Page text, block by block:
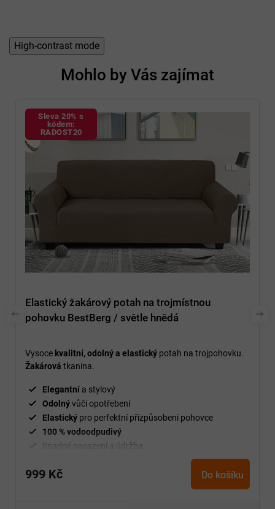
High-contrast mode
Mohlo by Vás zajímat
Sleva 20% s
kódem:
RADOST20
Elastický žakárový potah na trojmístnou
pohovku BestBerg / světle hnědá
Vysoce kvalitní, odolný a elastický potah na trojpohovku.
Žakárová tkanina.
Elegantní a stylový
Odolnývůči opotřebení
Elastický pro perfektní přizpůsobení pohovce
100 % vodoodpudivý
Snadné nasazení a údržba
Fixační válečky
999 Kč Do košíku